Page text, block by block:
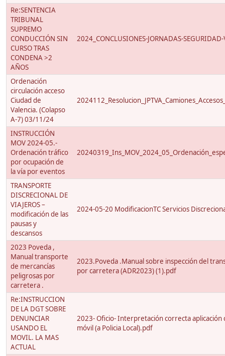
Re:SENTENCIA
TRIBUNAL
SUPREMO
CONDUCCIÓN SIN
CURSO TRAS
CONDENA >2
AÑOS
2024_CONCLUSIONES-JORNADAS-
Ordenación
circulación acceso
Ciudad de
Valencia. (Colapso
A-7) 03/11/24
INSTRUCCIÓN
MOV 2024-05.-
Ordenación tráfico
por ocupación de
la vía por eventos
TRANSPORTE
DISCRECIONAL DE
VIAJEROS –
modificación de las
pausas y
descansos
2024-05-20 ModificacionTC Servicios
2023 Poveda ,
Manual transporte
de mercancías
peligrosas por
carretera .
2023.Poveda .Manual sobre inspección del
por carretera (ADR2023) (1).pdf
Re:INSTRUCCION
DE LA DGT SOBRE
DENUNCIAR
USANDO EL
MOVIL. LA MAS
ACTUAL
2023- Oficio- Interpretación correcta
móvil (a Policia Local).pdf